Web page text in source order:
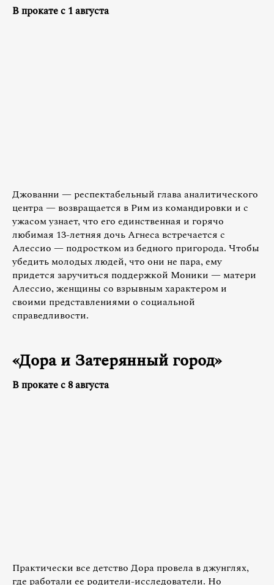
В прокате с 1 августа
Джованни — респектабельный глава аналитического
центра — возвращается в Рим из командировки и с
ужасом узнает, что его единственная и горячо
любимая 13-летняя дочь Агнеса встречается с
Алессио — подростком из бедного пригорода. Чтобы
убедить молодых людей, что они не пара, ему
придется заручиться поддержкой Моники — матери
Алессио, женщины со взрывным характером и
своими представлениями о социальной
справедливости.
«Дора и Затерянный город»
В прокате с 8 августа
Практически все детство Дора провела в джунглях,
где работали ее родители-исследователи. Но